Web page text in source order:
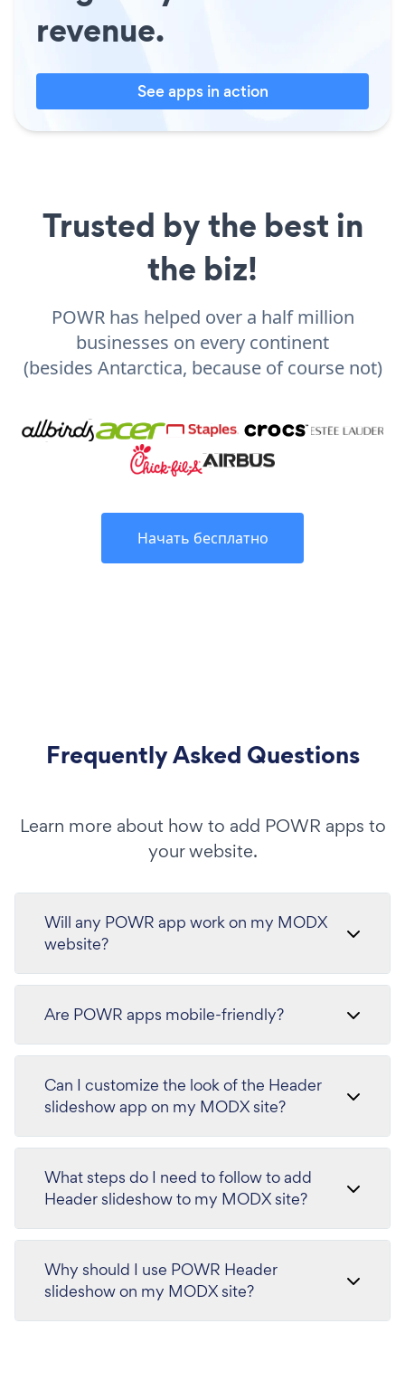
revenue.
See apps in action
Trusted by the best in
the biz!
POWR has helped over a half million
businesses on every continent
(besides Antarctica, because of course not)
Начать бесплатно
Frequently Asked Questions
Learn more about how to add POWR apps to
your website.
Will any POWR app work on my MODX
website?
Are POWR apps mobile-friendly?
Can I customize the look of the Header
slideshow app on my MODX site?
What steps do I need to follow to add
Header slideshow to my MODX site?
Why should I use POWR Header
slideshow on my MODX site?